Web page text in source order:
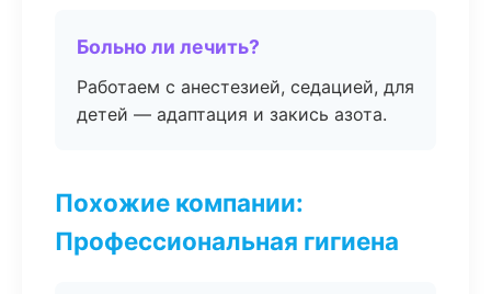
Больно ли лечить?
Работаем с анестезией, седацией, для
детей — адаптация и закись азота.
Похожие компании:
Профессиональная гигиена